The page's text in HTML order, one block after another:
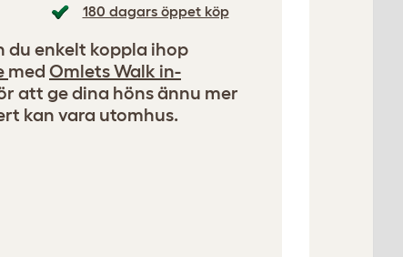
180 dagars öppet köp
du enkelt koppla ihop
med Omlets Walk in-
att ge dina höns ännu mer
kan vara utomhus.